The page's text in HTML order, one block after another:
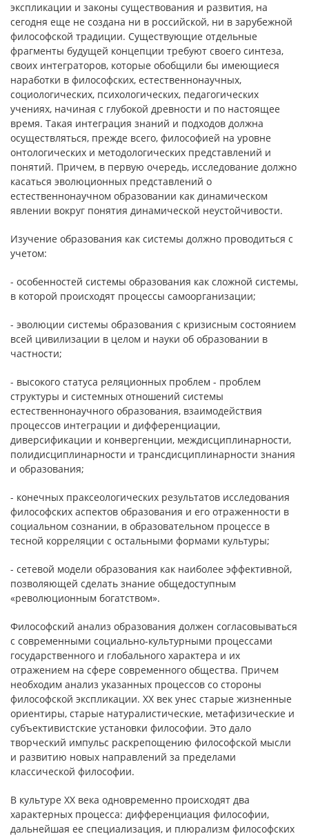
экспликации и законы существования и развития, на
сегодня еще не создана ни в российской, ни в зарубежной
философской традиции. Существующие отдельные
фрагменты будущей концепции требуют своего синтеза,
своих интеграторов, которые обобщили бы имеющиеся
наработки в философских, естественнонаучных,
социологических, психологических, педагогических
учениях, начиная с глубокой древности и по настоящее
время. Такая интеграция знаний и подходов должна
осуществляться, прежде всего, философией на уровне
онтологических и методологических представлений и
понятий. Причем, в первую очередь, исследование должно
касаться эволюционных представлений о
естественнонаучном образовании как динамическом
явлении вокруг понятия динамической неустойчивости.
Изучение образования как системы должно проводиться с
учетом:
- особенностей системы образования как сложной системы,
в которой происходят процессы самоорганизации;
- эволюции системы образования с кризисным состоянием
всей цивилизации в целом и науки об образовании в
частности;
- высокого статуса реляционных проблем - проблем
структуры и системных отношений системы
естественнонаучного образования, взаимодействия
процессов интеграции и дифференциации,
диверсификации и конвергенции, междисциплинарности,
полидисциплинарности и трансдисциплинарности знания
и образования;
- конечных праксеологических результатов исследования
философских аспектов образования и его отраженности в
социальном сознании, в образовательном процессе в
тесной корреляции с остальными формами культуры;
- сетевой модели образования как наиболее эффективной,
позволяющей сделать знание общедоступным
«революционным богатством».
Философский анализ образования должен согласовываться
с современными социально-культурными процессами
государственного и глобального характера и их
отражением на сфере современного общества. Причем
необходим анализ указанных процессов со стороны
философской экспликации. ХХ век унес старые жизненные
ориентиры, старые натуралистические, метафизические и
субъективистские установки философии. Это дало
творческий импульс раскрепощению философской мысли
и развитию новых направлений за пределами
классической философии.
В культуре ХХ века одновременно происходят два
характерных процесса: дифференциация философии,
дальнейшая ее специализация, и плюрализм философских